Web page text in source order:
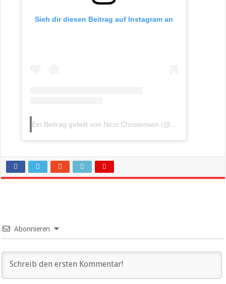
Sieh dir diesen Beitrag auf Instagram an
Ein Beitrag geteilt von Nicci Christensen (@nc_immobilien)
Abonnieren